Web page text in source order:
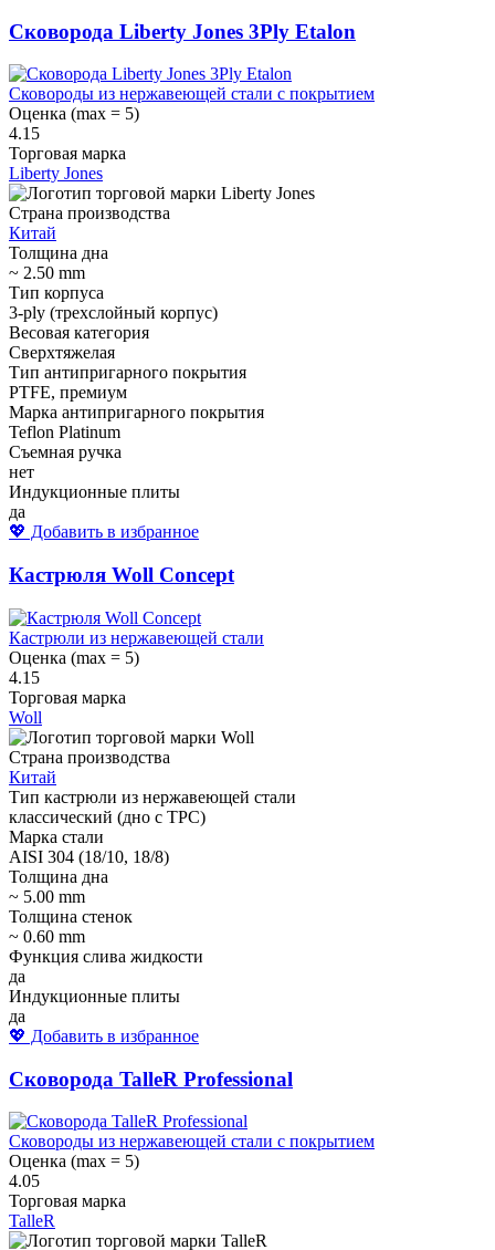
Сковорода Liberty Jones 3Ply Etalon
Сковороды из нержавеющей стали с покрытием
Оценка (max = 5)
4.15
Торговая марка
Liberty Jones
Страна производства
Китай
Толщина дна
~ 2.50 mm
Тип корпуса
3-ply (трехслойный корпус)
Весовая категория
Сверхтяжелая
Тип антипригарного покрытия
PTFE, премиум
Марка антипригарного покрытия
Teflon Platinum
Съемная ручка
нет
Индукционные плиты
да
💖 Добавить в избранное
Кастрюля Woll Concept
Кастрюли из нержавеющей стали
Оценка (max = 5)
4.15
Торговая марка
Woll
Страна производства
Китай
Тип кастрюли из нержавеющей стали
классический (дно с ТРС)
Марка стали
AISI 304 (18/10, 18/8)
Толщина дна
~ 5.00 mm
Толщина стенок
~ 0.60 mm
Функция слива жидкости
да
Индукционные плиты
да
💖 Добавить в избранное
Сковорода TalleR Professional
Сковороды из нержавеющей стали с покрытием
Оценка (max = 5)
4.05
Торговая марка
TalleR